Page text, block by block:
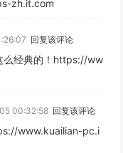
zh.it.com
回复该评论
么经典的！https://ww
00:32:58 回复该评论
www.kuailian-pc.i